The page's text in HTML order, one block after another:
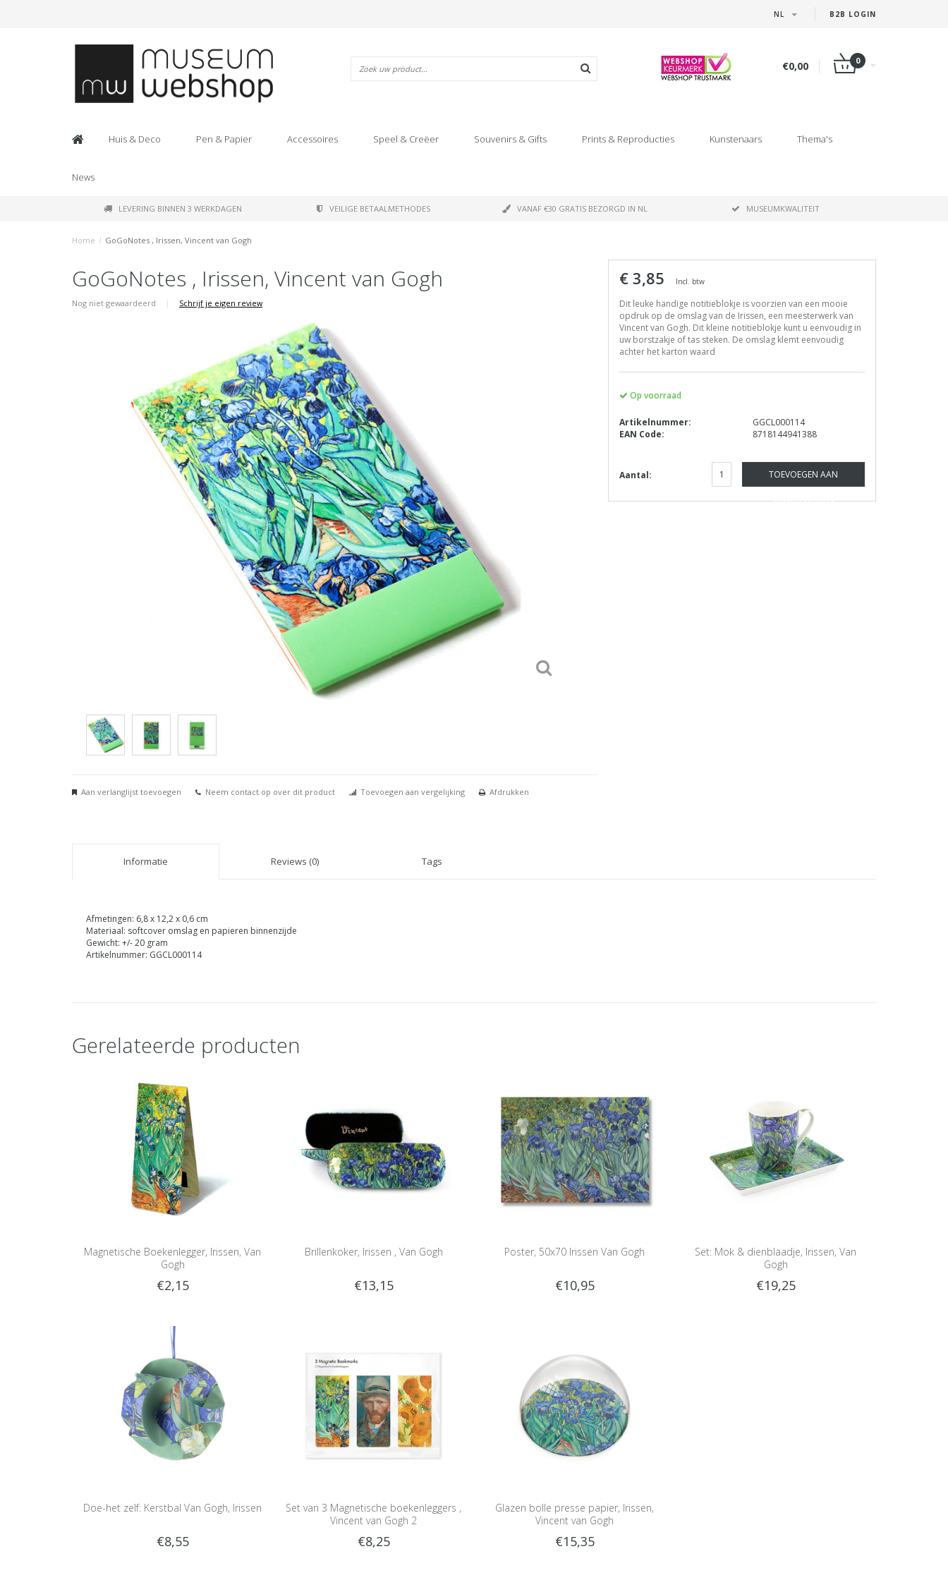
B2B LOGIN
NL
€0,00 0
Huis & Deco Pen & Papier Accessoires Speel & Creëer Souvenirs & Gifts Prints & Reproducties Kunstenaars Thema's
News
LEVERING BINNEN 3 WERKDAGEN VEILIGE BETAALMETHODES VANAF €30 GRATIS BEZORGD IN NL MUSEUMKWALITEIT
Home / GoGoNotes , Irissen, Vincent van Gogh
GoGoNotes , Irissen, Vincent van Gogh
Nog niet gewaardeerd | Schrijf je eigen review
Aan verlanglijst toevoegen Neem contact op over dit product Toevoegen aan vergelijking Afdrukken
€ 3,85 Incl. btw
Dit leuke handige notitieblokje is voorzien van een mooie
opdruk op de omslag van de Irissen, een meesterwerk van
Vincent van Gogh. Dit kleine notitieblokje kunt u eenvoudig in
uw borstzakje of tas steken. De omslag klemt eenvoudig
achter het karton waard
Op voorraad
Artikelnummer:
GGCL000114
EAN Code:
8718144941388
Aantal: TOEVOEGEN AAN
WINKELWAGEN
Informatie Reviews (0) Tags
Afmetingen: 6,8 x 12,2 x 0,6 cm
Materiaal: softcover omslag en papieren binnenzijde
Gewicht: +/- 20 gram
Artikelnummer: GGCL000114
Gerelateerde producten
Magnetische Boekenlegger, Irissen, Van
Gogh
€2,15
Brillenkoker, Irissen , Van Gogh
€13,15
Poster, 50x70 Irissen Van Gogh
€10,95
Set: Mok & dienblaadje, Irissen, Van
Gogh
€19,25
Doe-het zelf: Kerstbal Van Gogh, Irissen
€8,55
Set van 3 Magnetische boekenleggers ,
Vincent van Gogh 2
€8,25
Glazen bolle presse papier, Irissen,
Vincent van Gogh
€15,35